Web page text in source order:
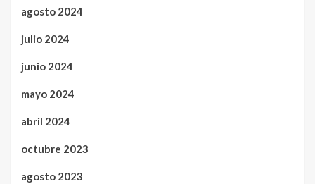
agosto 2024
julio 2024
junio 2024
mayo 2024
abril 2024
octubre 2023
agosto 2023